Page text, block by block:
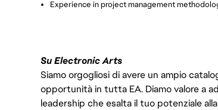
Experience in project management
Su Electronic Arts
Siamo orgogliosi di avere un ampio
opportunità in tutta EA. Diamo valore a
leadership che esalta il tuo potenziale